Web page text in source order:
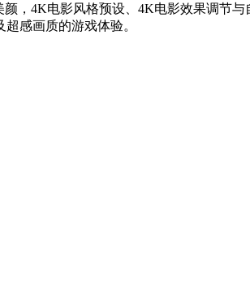
，4K电影风格预设、4K电影效果调节
感画质的游戏体验。